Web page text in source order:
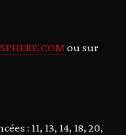
ou sur
: 11, 13, 14, 18, 20,